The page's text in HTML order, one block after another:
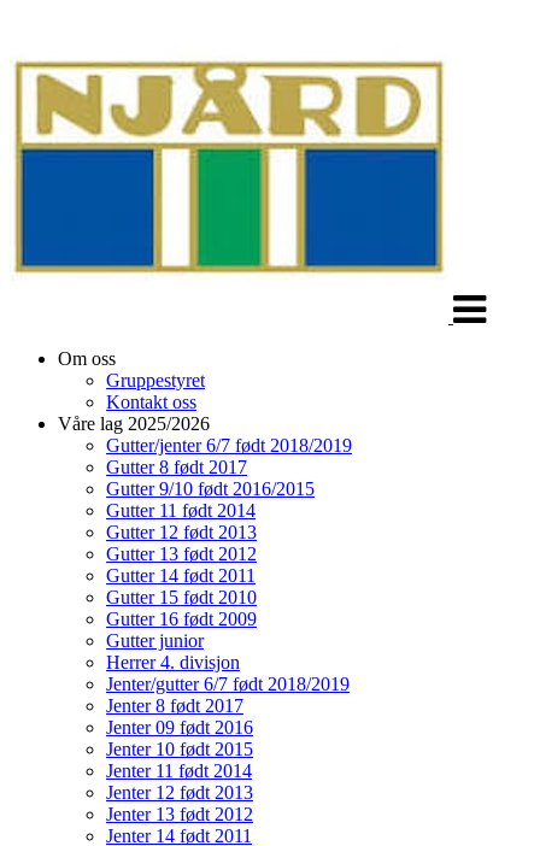
Om oss
Gruppestyret
Kontakt oss
Våre lag 2025/2026
Gutter/jenter 6/7 født 2018/2019
Gutter 8 født 2017
Gutter 9/10 født 2016/2015
Gutter 11 født 2014
Gutter 12 født 2013
Gutter 13 født 2012
Gutter 14 født 2011
Gutter 15 født 2010
Gutter 16 født 2009
Gutter junior
Herrer 4. divisjon
Jenter/gutter 6/7 født 2018/2019
Jenter 8 født 2017
Jenter 09 født 2016
Jenter 10 født 2015
Jenter 11 født 2014
Jenter 12 født 2013
Jenter 13 født 2012
Jenter 14 født 2011